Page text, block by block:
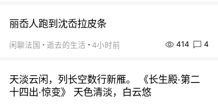
丽岙人跑到沈岙拉皮条
闲聊法国 逝去的生活 4小时前 414 4
天淡云闲，列长空数行新雁。 《长生殿·第二
十四出·惊变》 天色清淡，白云悠